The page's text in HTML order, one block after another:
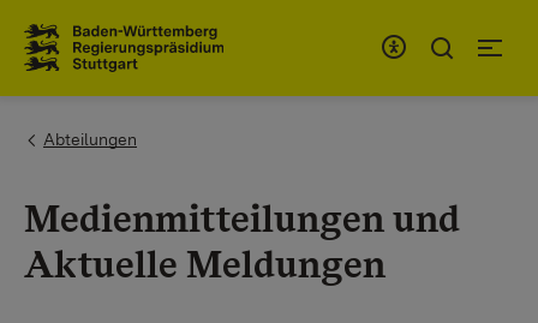
You are here:
Abteilungen
Medienmitteilungen und
Aktuelle Meldungen